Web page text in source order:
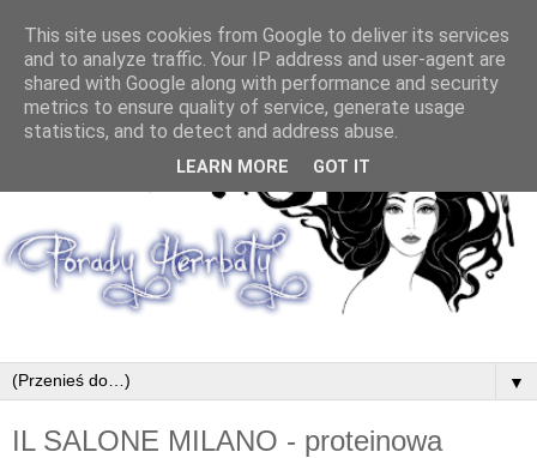
▼
IL SALONE MILANO - proteinowa
This site uses cookies from Google to deliver its services
and to analyze traffic. Your IP address and user-agent are
shared with Google along with performance and security
metrics to ensure quality of service, generate usage
statistics, and to detect and address abuse.
LEARN MORE GOT IT